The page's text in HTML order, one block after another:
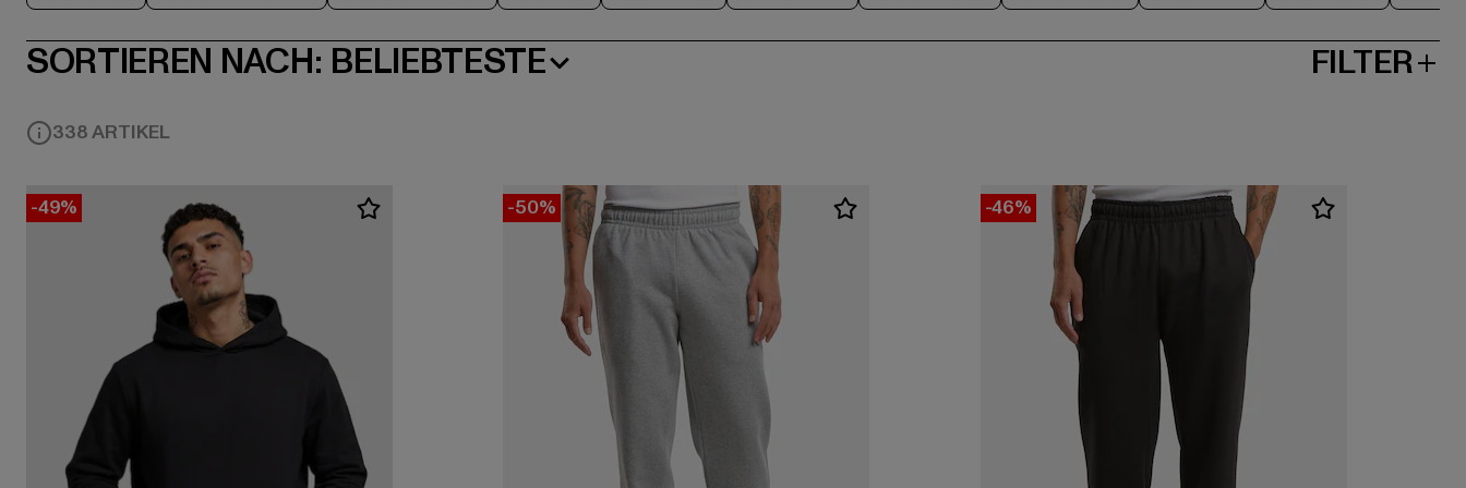
SORTIEREN NACH: BELIEBTESTE FILTER
338 ARTIKEL
-49% -50% -46%